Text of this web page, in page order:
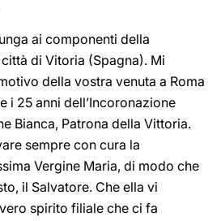
ai componenti della
di Vitoria (Spagna). Mi
della vostra venuta a Roma
i 25 anni dell’Incoronazione
Bianca, Patrona della Vittoria.
sempre con cura la
Vergine Maria, di modo che
il Salvatore. Che ella vi
spirito filiale che ci fa